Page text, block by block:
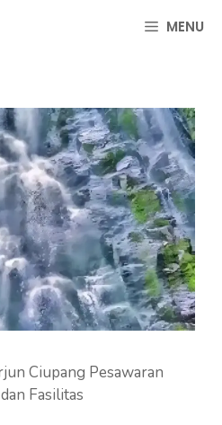
MENU
Ciupang Pesawaran
Fasilitas